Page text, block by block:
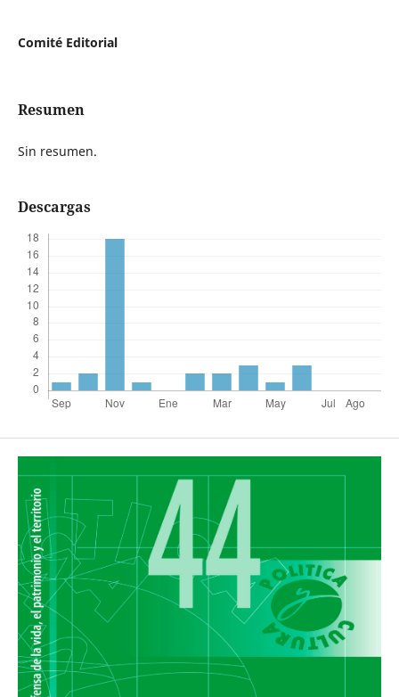
Comité Editorial
Resumen
Sin resumen.
Descargas